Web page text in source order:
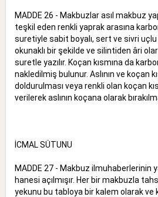
MADDE 26 - Makbuzlar asıl makbuz
teşkil eden renkli yaprak arasına
suretiyle sabit boyalı, sert ve sivri
okunaklı bir şekilde ve silintiden âri
suretle yazılır. Koçan kısmına da
nakledilmiş bulunur. Aslının ve koçan
doldurulması veya renkli olan koçan
verilerek aslının koçana olarak
İCMAL SÜTUNU
MADDE 27 - Makbuz ilmuhaberlerinin
hanesi açılmışır. Her bir makbuzla
yekunu bu tabloya bir kalem olarak ve